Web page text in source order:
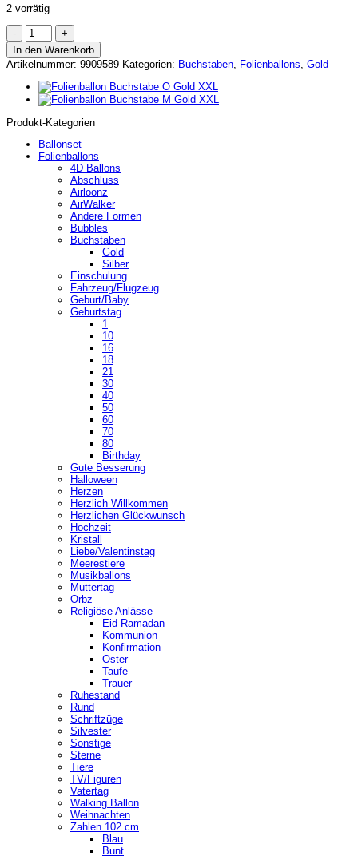
2 vorrätig
Riethmüller
Folienballon
Buchstabe
N
Gold
XXL
Menge
In den Warenkorb
Artikelnummer: 9909589 Kategorien: Buchstaben, Folienballons, Gold
Produkt-Kategorien
Ballonset
Folienballons
4D Ballons
Abschluss
Airloonz
AirWalker
Andere Formen
Bubbles
Buchstaben
Gold
Silber
Einschulung
Fahrzeug/Flugzeug
Geburt/Baby
Geburtstag
1
10
16
18
21
30
40
50
60
70
80
Birthday
Gute Besserung
Halloween
Herzen
Herzlich Willkommen
Herzlichen Glückwunsch
Hochzeit
Kristall
Liebe/Valentinstag
Meerestiere
Musikballons
Muttertag
Orbz
Religiöse Anlässe
Eid Ramadan
Kommunion
Konfirmation
Oster
Taufe
Trauer
Ruhestand
Rund
Schriftzüge
Silvester
Sonstige
Sterne
Tiere
TV/Figuren
Vatertag
Walking Ballon
Weihnachten
Zahlen 102 cm
Blau
Bunt